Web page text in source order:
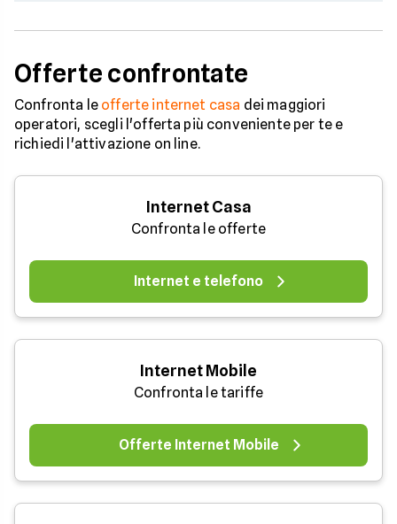
Offerte confrontate
Confronta le offerte internet casa dei maggiori
operatori, scegli l'offerta più conveniente per te e
richiedi l'attivazione on line.
Internet Casa
Confronta le offerte
Internet e telefono
Internet Mobile
Confronta le tariffe
Offerte Internet Mobile